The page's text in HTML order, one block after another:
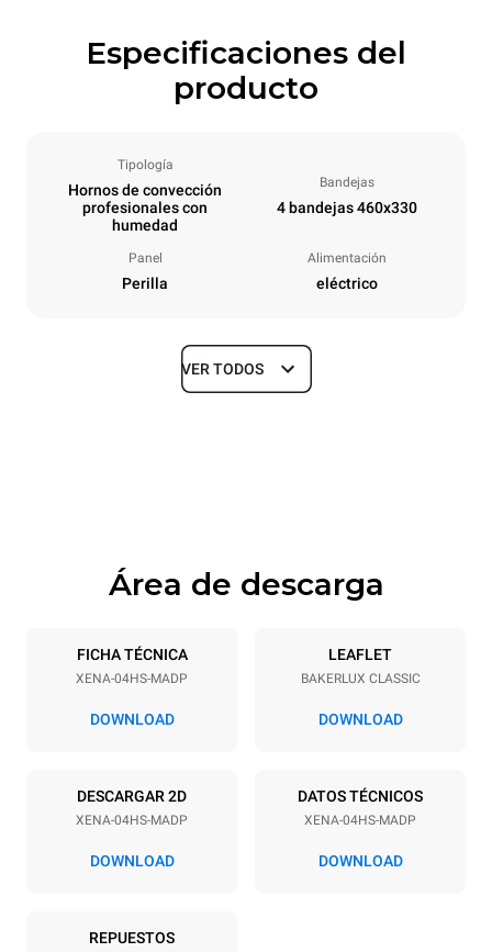
Especificaciones del
producto
Tipología
Hornos de convección
profesionales con
humedad
Bandejas
4 bandejas 460x330
Panel
Perilla
Alimentación
eléctrico
Tamaños
Especificaciones de la bandeja
4 460x330
Distancia entre bandejas
Voltaje
230V 1N~
Energia electrica
3 kW
VER TODOS
Área de descarga
FICHA TÉCNICA
XENA-04HS-MADP
DOWNLOAD
LEAFLET
BAKERLUX CLASSIC
DOWNLOAD
DESCARGAR 2D
XENA-04HS-MADP
DOWNLOAD
DATOS TÉCNICOS
XENA-04HS-MADP
DOWNLOAD
REPUESTOS